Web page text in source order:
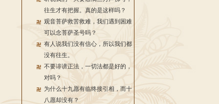
往生才有把握。真的是这样吗？
观音菩萨救苦救难，我们遇到困难
可以念菩萨圣号吗？
有人说我们没有信心，所以我们都
没有往生。
不要诽谤正法，一切法都是好的，
对吗？
为什么十九愿有临终接引相，而十
八愿却没有？